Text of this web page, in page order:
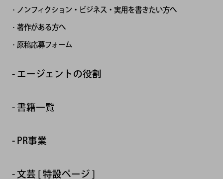
ノンフィクション・ビジネス・実用を書きたい方へ
著作がある方へ
原稿応募フォーム
エージェントの役割
書籍一覧
PR事業
文芸 [ 特設ページ ]